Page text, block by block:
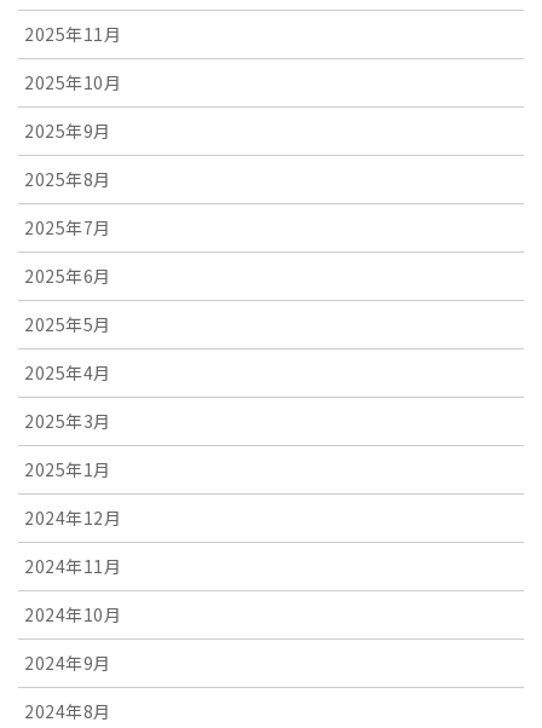
2025年11月
2025年10月
2025年9月
2025年8月
2025年7月
2025年6月
2025年5月
2025年4月
2025年3月
2025年1月
2024年12月
2024年11月
2024年10月
2024年9月
2024年8月